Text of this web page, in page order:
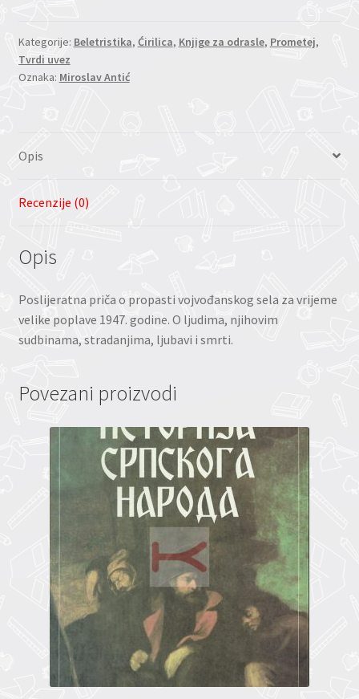
Kategorije: Beletristika, Ćirilica, Knjige za odrasle, Prometej,
Tvrdi uvez
Oznaka: Miroslav Antić
Opis
Recenzije (0)
Opis
Poslijeratna priča o propasti vojvođanskog sela za vrijeme
velike poplave 1947. godine. O ljudima, njihovim
sudbinama, stradanjima, ljubavi i smrti.
Povezani proizvodi